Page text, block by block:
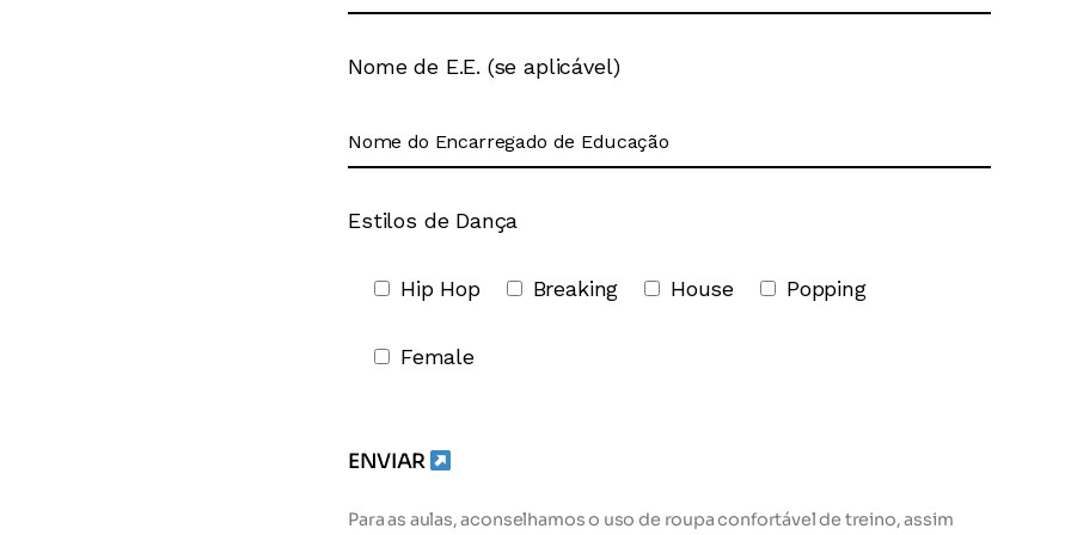
Nome de E.E. (se aplicável)
Estilos de Dança
Hip Hop Breaking House Popping
Female
ENVIAR
Para as aulas, aconselhamos o uso de roupa confortável de treino, assim